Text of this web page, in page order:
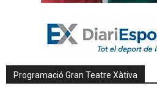
Programació Gran Teatre Xàtiva